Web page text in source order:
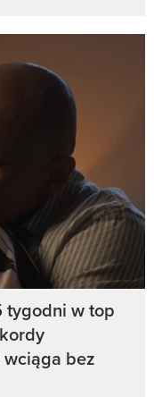
tygodni w top
bez